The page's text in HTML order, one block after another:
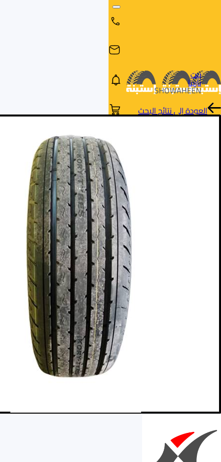
البحث
حسب
العلامة
التجارية
بيت
ناريتا
SHOWAHEEN
العودة إلى نتائج البحث